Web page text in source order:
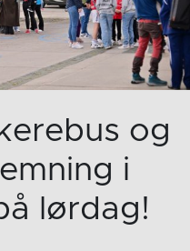
og
i
lørdag!